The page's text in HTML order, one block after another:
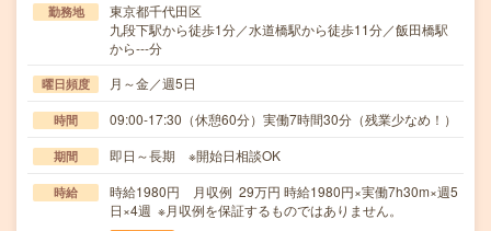
勤務地
東京都千代田区
九段下駅から徒歩1分／水道橋駅から徒歩11分／飯田橋駅
から---分
曜日頻度 月～金／週5日
時間 09:00-17:30（休憩60分）実働7時間30分（残業少なめ！）
期間 即日～長期 ※開始日相談OK
時給
時給1980円 月収例 29万円 時給1980円×実働7h30m×週5
日×4週 ※月収例を保証するものではありません。